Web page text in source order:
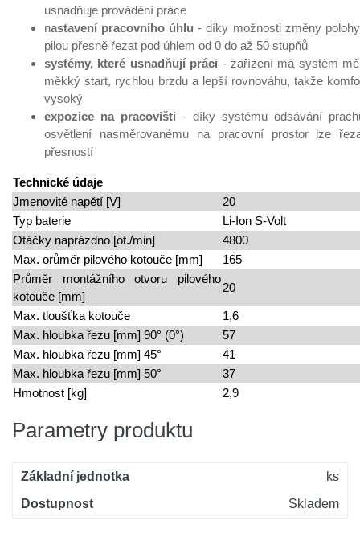
usnadňuje provádění práce
nastavení pracovního úhlu - díky možnosti změny
pilou přesně řezat pod úhlem od 0 do až 50 stupňů
systémy, které usnadňují práci - zařízení má systém
měkký start, rychlou brzdu a lepší rovnováhu, takže
vysoký
expozice na pracovišti - díky systému odsávání
osvětlení nasměrovanému na pracovní prostor lze
přesností
Technické údaje
Jmenovité napětí [V]
20
Typ baterie
Li-Ion S-Volt
Otáčky naprázdno [ot./min]
4800
Max. orůměr pilového kotouče [mm]
165
Průměr montážního otvoru pilového
kotouče [mm]
20
Max. tloušťka kotouče
1,6
Max. hloubka řezu [mm] 90° (0°)
57
Max. hloubka řezu [mm] 45°
41
Max. hloubka řezu [mm] 50°
37
Hmotnost [kg]
2,9
Parametry produktu
Základní jednotka
ks
Dostupnost
Skladem